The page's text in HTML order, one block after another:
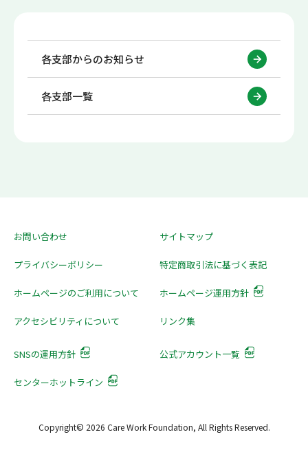
各支部からのお知らせ
各支部一覧
お問い合わせ サイトマップ
プライバシーポリシー 特定商取引法に基づく表記
ホームページのご利用について ホームページ運用方針
アクセシビリティについて リンク集
SNSの運用方針 公式アカウント一覧
センターホットライン
Copyright© 2026 Care Work Foundation, All Rights Reserved.